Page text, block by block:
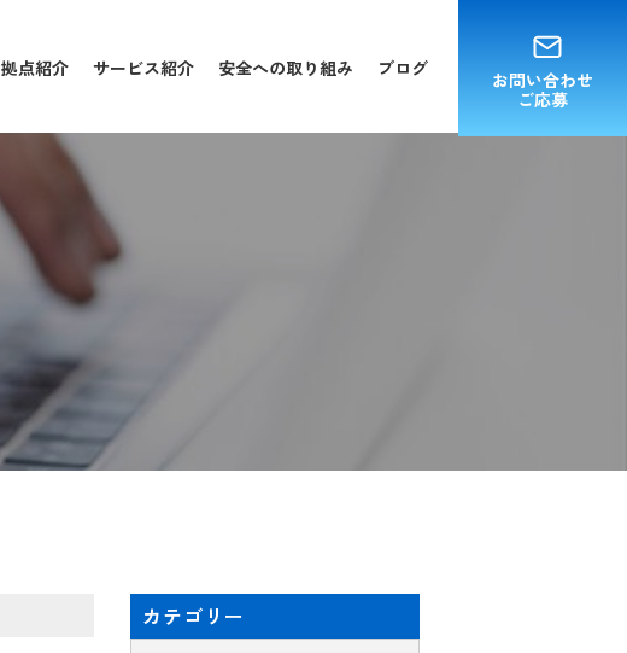
拠点紹介 サービス紹介 安全への取り組み ブログ
お問い合わせ
ご応募
カテゴリー